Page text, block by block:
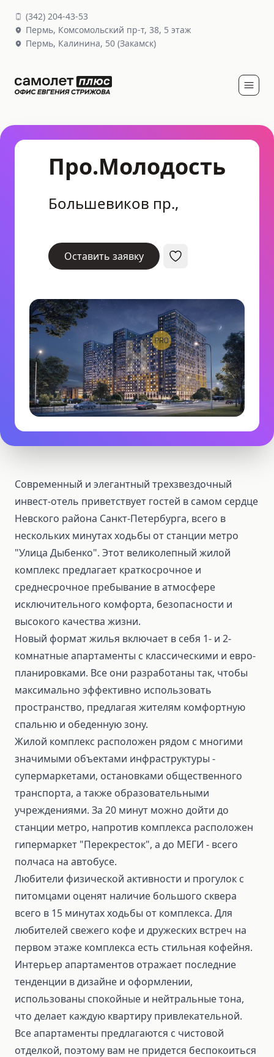
(342) 204-43-53
Пермь, Комсомольский пр-т, 38, 5 этаж
Пермь, Калинина, 50 (Закамск)
Про.Молодость
Большевиков пр.,
Оставить заявку
Современный и элегантный трехзвездочный
инвест-отель приветствует гостей в самом сердце
Невского района Санкт-Петербурга, всего в
нескольких минутах ходьбы от станции метро
"Улица Дыбенко". Этот великолепный жилой
комплекс предлагает краткосрочное и
среднесрочное пребывание в атмосфере
исключительного комфорта, безопасности и
высокого качества жизни.
Новый формат жилья включает в себя 1- и 2-
комнатные апартаменты с классическими и евро-
планировками. Все они разработаны так, чтобы
максимально эффективно использовать
пространство, предлагая жителям комфортную
спальню и обеденную зону.
Жилой комплекс расположен рядом с многими
значимыми объектами инфраструктуры -
супермаркетами, остановками общественного
транспорта, а также образовательными
учреждениями. За 20 минут можно дойти до
станции метро, напротив комплекса расположен
гипермаркет "Перекресток", а до МЕГИ - всего
полчаса на автобусе.
Любители физической активности и прогулок с
питомцами оценят наличие большого сквера
всего в 15 минутах ходьбы от комплекса. Для
любителей свежего кофе и дружеских встреч на
первом этаже комплекса есть стильная кофейня.
Интерьер апартаментов отражает последние
тенденции в дизайне и оформлении,
использованы спокойные и нейтральные тона,
что делает каждую квартиру привлекательной.
Все апартаменты предлагаются с чистовой
отделкой, поэтому вам не придется беспокоиться